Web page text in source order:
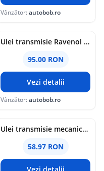
Vânzător:autobob.ro
Ulei transmisie Ravenol ATF MERCON V 1 L 1L
95.00 RON
Vezi detalii
Vânzător:autobob.ro
Ulei transmisie mecanica KROON OIL Syngear 75W90 02205, volum 1 litru, semi sintetic
58.97 RON